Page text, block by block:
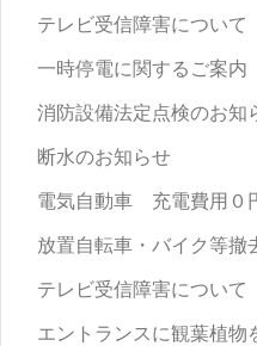
テレビ受信障害について
一時停電に関するご案内
消防設備法定点検のお知
断水のお知らせ
電気自動車 充電費用０
放置自転車・バイク等撤
テレビ受信障害について
エントランスに観葉植物